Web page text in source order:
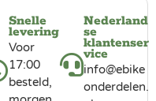
Snelle
levering
Voor
17:00
besteld,
Nederland
se
klantenser
vice
info@ebike
onderdelen.